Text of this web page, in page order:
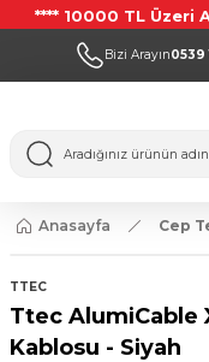
**** 10000 TL Üzeri
Bizi Arayın0539
Anasayfa Cep
TTEC
Ttec AlumiCable
Kablosu - Siyah